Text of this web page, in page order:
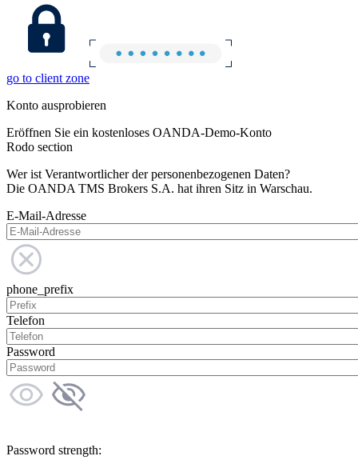
go to client zone
Konto ausprobieren
Eröffnen Sie ein kostenloses OANDA-Demo-Konto
Rodo section
Wer ist Verantwortlicher der personenbezogenen Daten?
Die OANDA TMS Brokers S.A. hat ihren Sitz in Warschau.
E-Mail-Adresse
phone_prefix
Telefon
Password
Password strength: